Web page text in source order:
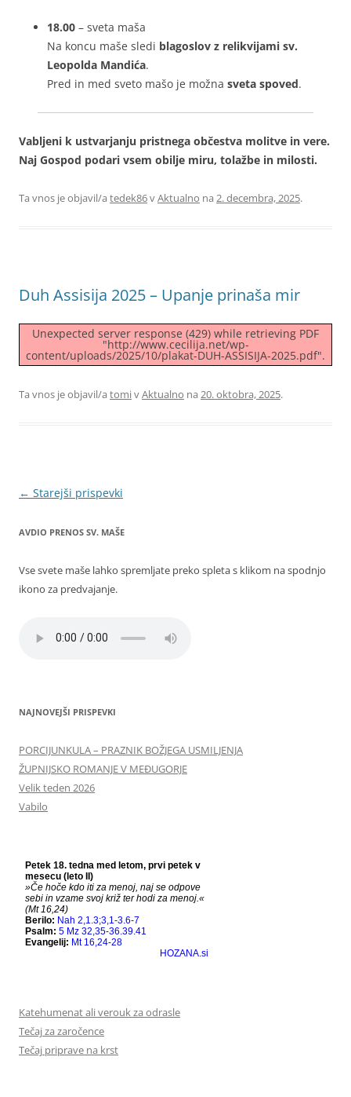
18.00 – sveta maša
Na koncu maše sledi blagoslov z relikvijami sv.
Leopolda Mandića.
Pred in med sveto mašo je možna sveta spoved.
Vabljeni k ustvarjanju pristnega občestva molitve in vere.
Naj Gospod podari vsem obilje miru, tolažbe in milosti.
Ta vnos je objavil/a tedek86vAktualno na 2. decembra, 2025.
Duh Assisija 2025 – Upanje prinaša mir
Unexpected server response (429) while retrieving PDF
"http://www.cecilija.net/wp-
content/uploads/2025/10/plakat-DUH-ASSISIJA-2025.pdf".
Ta vnos je objavil/a tomivAktualno na 20. oktobra, 2025.
Krmarjenje
prispevkih
← Starejši prispevki
AVDIO PRENOS SV. MAŠE
Vse svete maše lahko spremljate preko spleta s klikom na spodnjo
ikono za predvajanje.
NAJNOVEJŠI PRISPEVKI
PORCIJUNKULA – PRAZNIK BOŽJEGA USMILJENJA
ŽUPNIJSKO ROMANJE V MEĐUGORJE
Velik teden 2026
Vabilo
Katehumenat ali verouk za odrasle
Tečaj za zaročence
Tečaj priprave na krst